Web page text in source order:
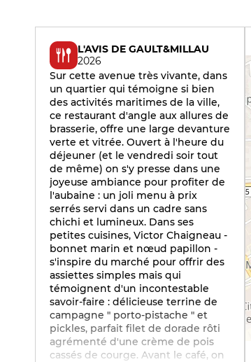
L'AVIS DE GAULT&MILLAU
2026
Sur cette avenue très vivante, dans
un quartier qui témoigne si bien
des activités maritimes de la ville,
ce restaurant d'angle aux allures de
brasserie, offre une large devanture
verte et vitrée. Ouvert à l'heure du
déjeuner (et le vendredi soir tout
de même) on s'y presse dans une
joyeuse ambiance pour profiter de
l'aubaine : un joli menu à prix
serrés servi dans un cadre sans
chichi et lumineux. Dans ses
petites cuisines, Victor Chaigneau -
bonnet marin et nœud papillon -
s'inspire du marché pour offrir des
assiettes simples mais qui
témoignent d'un incontestable
savoir-faire : délicieuse terrine de
campagne " porto-pistache " et
pickles, parfait filet de dorade rôti
agrémenté d'une crème de pois
cassés de courge. Avant le café, on